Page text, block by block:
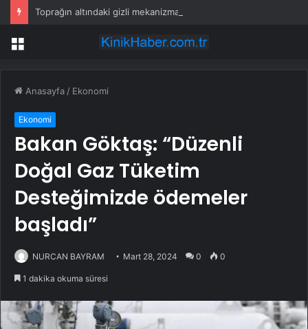
Menü
Anasayfa / Ekonomi
Ekonomi
Bakan Göktaş: “Düzenli
Doğal Gaz Tüketim
Desteğimizde ödemeler
başladı”
NURCAN BAYRAM Mart 28, 2024 0 0
1 dakika okuma süresi